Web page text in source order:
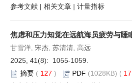
参考文献 | 相关文章 | 计量指标
焦虑和压力知觉在远航海员疲劳与睡
甘雪洋, 宋杰, 苏清清, 高远
2025, 41(8): 1055-1059.
摘要 ( 127 ) PDF (1028KB) (